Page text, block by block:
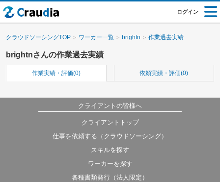
ログイン
クラウドソーシングTOP ワーカー一覧 brightn 作業過去実績
brightnさんの作業過去実績
作業実績・評価(0) 依頼実績・評価(0)
クライアントの皆様へ
クライアントトップ
仕事を依頼する（クラウドソーシング）
スキルを探す
ワーカーを探す
各種書類発行（法人限定）